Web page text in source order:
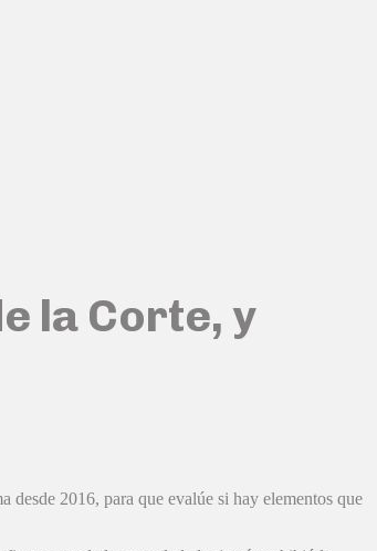
la Corte, y
desde 2016, para que evalúe si hay elementos que